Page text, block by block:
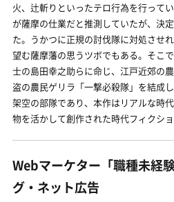
火、辻斬りといったテロ行為を行って
が薩摩の仕業だと推測していたが、決
た。うかつに正規の討伐隊に対処させ
望む薩摩藩の思うツボでもある。そこ
士の島田幸之助らに命じ、江戸近郊の
盗の農民ゲリラ「一撃必殺隊」を結成
架空の部隊であり、本作はリアルな時
物を活かして創作された時代フィクショ
Webマーケター「職種未経
グ・ネット広告